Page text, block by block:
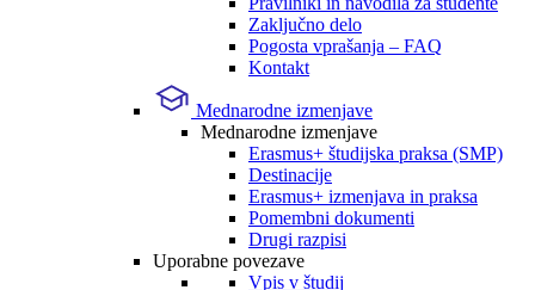
Zaključno delo
Pogosta vprašanja – FAQ
Kontakt
Mednarodne izmenjave
Mednarodne izmenjave
Erasmus+ študijska praksa (SMP)
Destinacije
Erasmus+ izmenjava in praksa
Pomembni dokumenti
Drugi razpisi
Uporabne povezave
Vpis v študij